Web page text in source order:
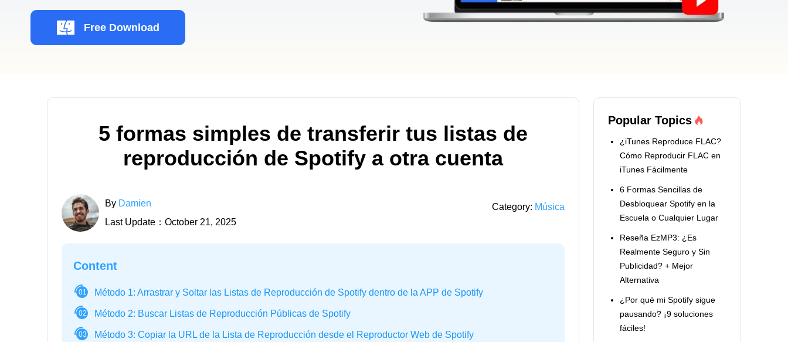
Free Download
5 formas simples de transferir tus listas de
reproducción de Spotify a otra cuenta
By Damien
Last Update：October 21, 2025
Category: Música
Content
01 Método 1: Arrastrar y Soltar las Listas de Reproducción de Spotify dentro de la APP de Spotify
02 Método 2: Buscar Listas de Reproducción Públicas de Spotify
03 Método 3: Copiar la URL de la Lista de Reproducción desde el Reproductor Web de Spotify
Popular Topics
¿iTunes Reproduce FLAC?
Cómo Reproducir FLAC en
iTunes Fácilmente
6 Formas Sencillas de
Desbloquear Spotify en la
Escuela o Cualquier Lugar
Reseña EzMP3: ¿Es
Realmente Seguro y Sin
Publicidad? + Mejor
Alternativa
¿Por qué mi Spotify sigue
pausando? ¡9 soluciones
fáciles!